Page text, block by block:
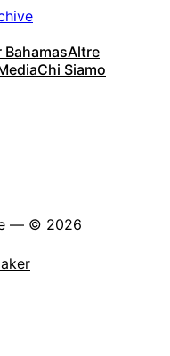
BahamasAltre
Chi Siamo
— © 2026